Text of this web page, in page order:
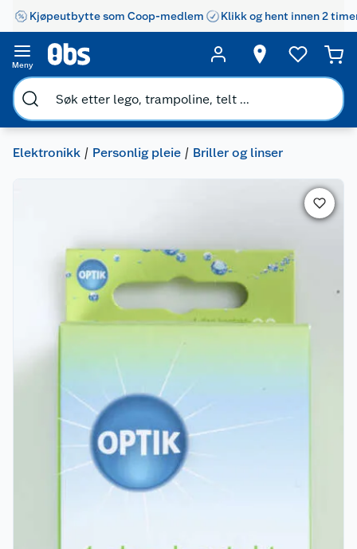
Kjøpeutbytte som Coop-medlem Klikk og hent innen 2
Meny
Elektronikk Personlig pleie Briller og linser